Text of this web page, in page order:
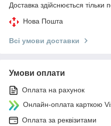
Доставка здійснюється тільки
Нова Пошта
Всі умови доставки
Умови оплати
Оплата на рахунок
Онлайн-оплата карткою
Оплата за реквізитами